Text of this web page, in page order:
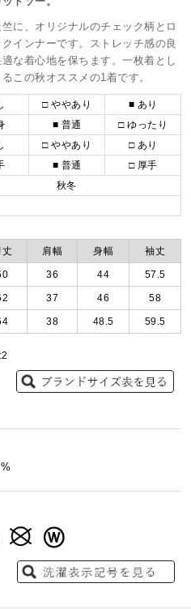
に、オリジナルのチェック柄とロ
インナーです。ストレッチ感の良
な着心地を保ちます。一枚着とし
この秋オススメの1着です。
□ ややあり
■ あり
■ 普通
□ ゆったり
□ ややあり
□ あり
■ 普通
□ 厚手
秋冬
肩幅 身幅 袖丈
36 44 57.5
37 46 58
38 48.5 59.5